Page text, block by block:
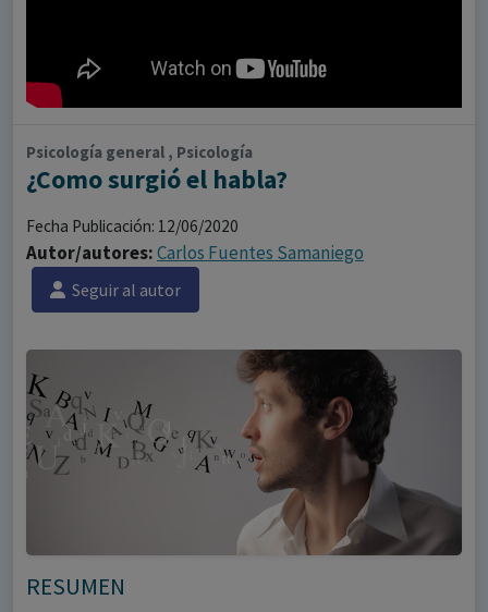
Psicología general , Psicología
¿Como surgió el habla?
Fecha Publicación: 12/06/2020
Autor/autores:Carlos Fuentes Samaniego
Seguir al autor
RESUMEN